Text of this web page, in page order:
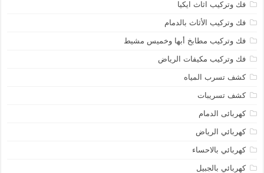
فك وتركيب اثاث ايكيا
فك وتركيب الأثاث بالدمام
فك وتركيب مطابخ أبها وخميس مشيط
فك وتركيب مكيفات الرياض
كشف تسرب المياه
كشف تسريبات
كهربائى الدمام
كهربائي الرياض
كهربائي بالاحساء
كهربائي بالجبيل